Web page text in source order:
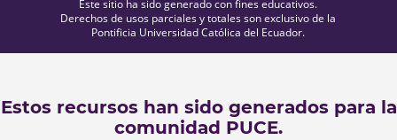
Este sitio ha sido generado con fines educativos.
Derechos de usos parciales y totales son exclusivo de la
Pontificia Universidad Católica del Ecuador.
Estos recursos han sido generados para la
comunidad PUCE.